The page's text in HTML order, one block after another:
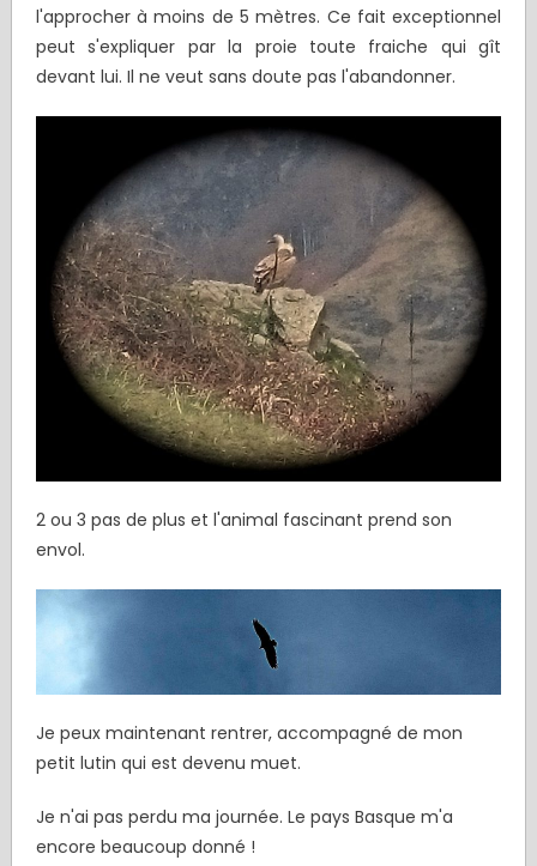
l'approcher à moins de 5 mètres. Ce fait exceptionnel
peut s'expliquer par la proie toute fraiche qui gît
devant lui. Il ne veut sans doute pas l'abandonner.
2 ou 3 pas de plus et l'animal fascinant prend son
envol.
Je peux maintenant rentrer, accompagné de mon
petit lutin qui est devenu muet.
Je n'ai pas perdu ma journée. Le pays Basque m'a
encore beaucoup donné !